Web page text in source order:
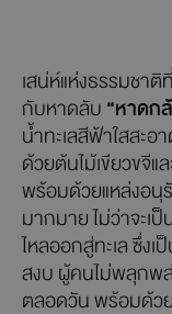
เดินเล่น
เล่นเลี
ได้
4. หาดกล้ว
เสน่ห์แห่งธรรมชา